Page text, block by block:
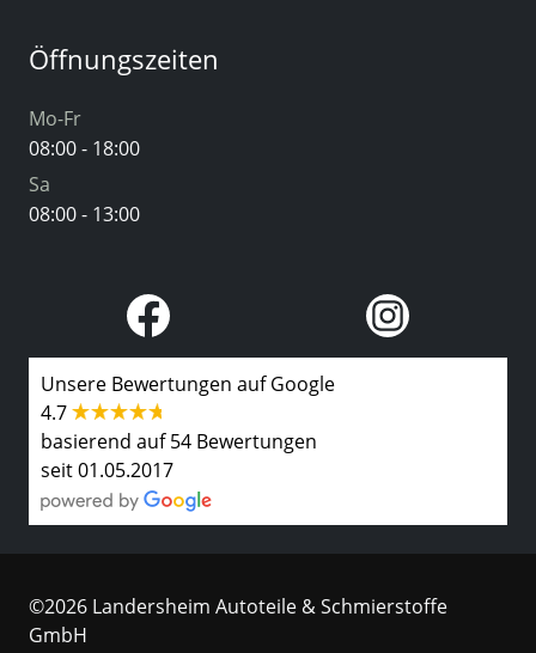
Öffnungszeiten
Mo-Fr
08:00 - 18:00
Sa
08:00 - 13:00
Unsere Bewertungen auf Google
4.7
basierend auf 54 Bewertungen
seit 01.05.2017
©2026 Landersheim Autoteile & Schmierstoffe
GmbH